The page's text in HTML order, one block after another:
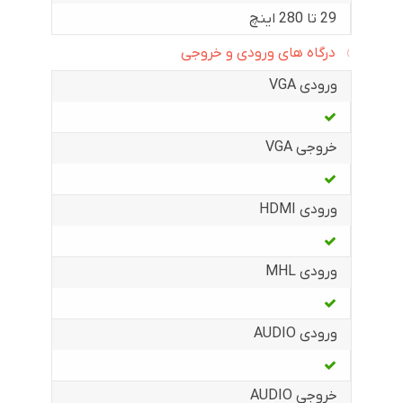
29 تا 280 اینچ
درگاه های ورودی و خروجی
ورودی VGA
خروجی VGA
ورودی HDMI
ورودی MHL
ورودی AUDIO
خروجی AUDIO